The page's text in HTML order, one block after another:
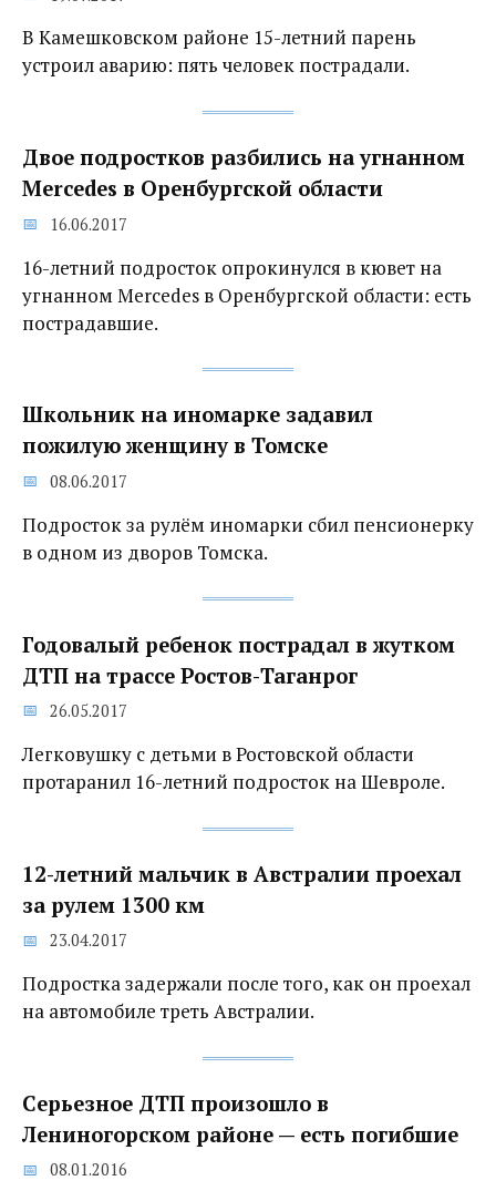
В Камешковском районе 15-летний парень
устроил аварию: пять человек пострадали.
Двое подростков разбились на угнанном
Mercedes в Оренбургской области
16.06.2017
16-летний подросток опрокинулся в кювет на
угнанном Mercedes в Оренбургской области: есть
пострадавшие.
Школьник на иномарке задавил
пожилую женщину в Томске
08.06.2017
Подросток за рулём иномарки сбил пенсионерку
в одном из дворов Томска.
Годовалый ребенок пострадал в жутком
ДТП на трассе Ростов-Таганрог
26.05.2017
Легковушку с детьми в Ростовской области
протаранил 16-летний подросток на Шевроле.
12-летний мальчик в Австралии проехал
за рулем 1300 км
23.04.2017
Подростка задержали после того, как он проехал
на автомобиле треть Австралии.
Серьезное ДТП произошло в
Лениногорском районе — есть погибшие
08.01.2016